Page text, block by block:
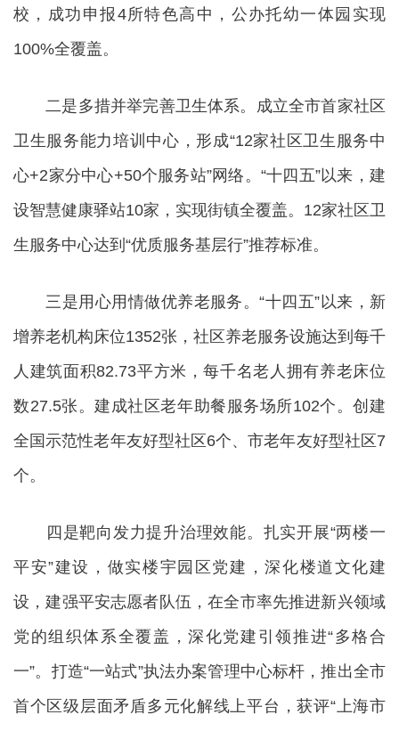
校，成功申报4所特色高中，公办托幼一体园实现
100%全覆盖。
二是多措并举完善卫生体系。成立全市首家社区
卫生服务能力培训中心，形成“12家社区卫生服务中
心+2家分中心+50个服务站”网络。“十四五”以来，建
设智慧健康驿站10家，实现街镇全覆盖。12家社区卫
生服务中心达到“优质服务基层行”推荐标准。
三是用心用情做优养老服务。“十四五”以来，新
增养老机构床位1352张，社区养老服务设施达到每千
人建筑面积82.73平方米，每千名老人拥有养老床位
数27.5张。建成社区老年助餐服务场所102个。创建
全国示范性老年友好型社区6个、市老年友好型社区7
个。
四是靶向发力提升治理效能。扎实开展“两楼一
平安”建设，做实楼宇园区党建，深化楼道文化建
设，建强平安志愿者队伍，在全市率先推进新兴领域
党的组织体系全覆盖，深化党建引领推进“多格合
一”。打造“一站式”执法办案管理中心标杆，推出全市
首个区级层面矛盾多元化解线上平台，获评“上海市